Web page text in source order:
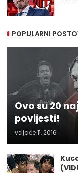
POPULARNI
Ovo su 20
povijesti!
veljače 11, 2016